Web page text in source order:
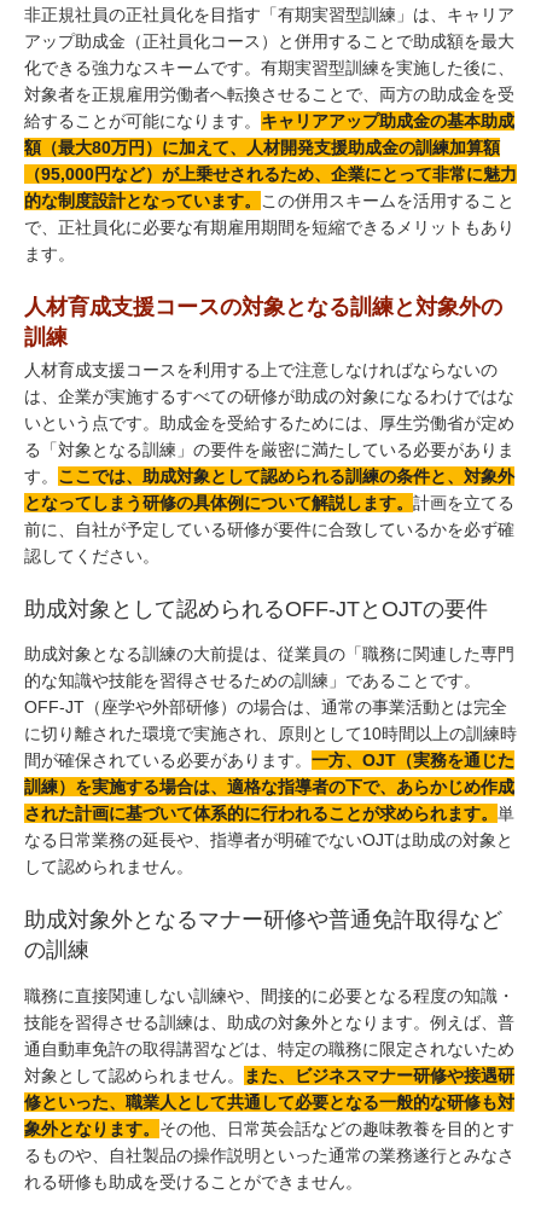
非正規社員の正社員化を目指す「有期実習型訓練」は、キャリア
アップ助成金（正社員化コース）と併用することで助成額を最大
化できる強力なスキームです。有期実習型訓練を実施した後に、
対象者を正規雇用労働者へ転換させることで、両方の助成金を受
給することが可能になります。 キャリアアップ助成金の基本助成
額（最大80万円）に加えて、人材開発支援助成金の訓練加算額
（95,000円など）が上乗せされるため、企業にとって非常に魅力
的な制度設計となっています。
この併用スキームを活用すること
で、正社員化に必要な有期雇用期間を短縮できるメリットもあり
ます。
人材育成支援コースの対象となる訓練と対象外の
訓練
人材育成支援コースを利用する上で注意しなければならないの
は、企業が実施するすべての研修が助成の対象になるわけではな
いという点です。助成金を受給するためには、厚生労働省が定め
る「対象となる訓練」の要件を厳密に満たしている必要がありま
す。 ここでは、助成対象として認められる訓練の条件と、対象外
となってしまう研修の具体例について解説します。 計画を立てる
前に、自社が予定している研修が要件に合致しているかを必ず確
認してください。
助成対象として認められるOFF-JTとOJTの要件
助成対象となる訓練の大前提は、従業員の「職務に関連した専門
的な知識や技能を習得させるための訓練」であることです。
OFF-JT（座学や外部研修）の場合は、通常の事業活動とは完全
に切り離された環境で実施され、原則として10時間以上の訓練時
間が確保されている必要があります。 一方、OJT（実務を通じた
訓練）を実施する場合は、適格な指導者の下で、あらかじめ作成
された計画に基づいて体系的に行われることが求められます。 単
なる日常業務の延長や、指導者が明確でないOJTは助成の対象と
して認められません。
助成対象外となるマナー研修や普通免許取得など
の訓練
職務に直接関連しない訓練や、間接的に必要となる程度の知識・
技能を習得させる訓練は、助成の対象外となります。例えば、普
通自動車免許の取得講習などは、特定の職務に限定されないため
対象として認められません。
また、ビジネスマナー研修や接遇研
修といった、職業人として共通して必要となる一般的な研修も対
象外となります。 その他、日常英会話などの趣味教養を目的とす
るものや、自社製品の操作説明といった通常の業務遂行とみなさ
れる研修も助成を受けることができません。